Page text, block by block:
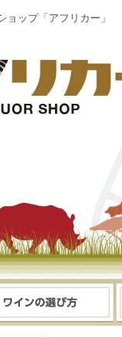
ップ「アフリカー」